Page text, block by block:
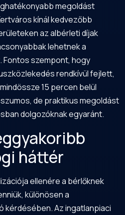
megoldást
kínál kedvezőbb
az albérleti díjak
lehetnek a
szempont, hogy
rendkívül fejlett,
15 percen belül
de praktikus megoldást
dolgozóknak egyaránt.
háttér
ellenére a bérlőknek
különösen a
kérdésében. Az ingatlanpiaci